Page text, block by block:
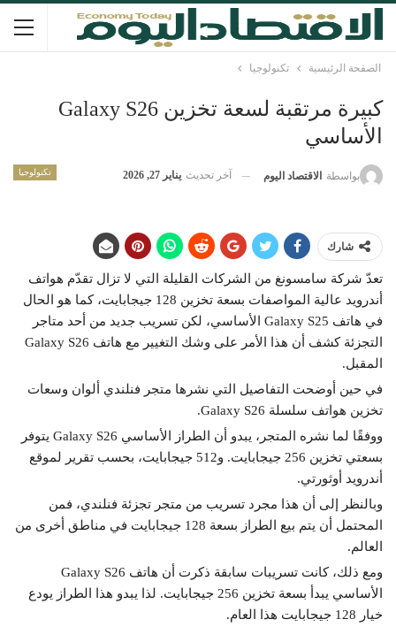
الصفحة الرئيسية تكنولوجيا
كبيرة مرتقبة لسعة تخزين Galaxy S26
الأساسي
تكنولوجيا بواسطة الاقتصاد اليوم آخر تحديث يناير 27, 2026
شارك
تعدّ شركة سامسونغ من الشركات القليلة التي لا تزال تقدّم هواتف
أندرويد عالية المواصفات بسعة تخزين 128 جيجابايت، كما هو الحال
في هاتف Galaxy S25 الأساسي، لكن تسريب جديد من أحد متاجر
التجزئة كشف أن هذا الأمر على وشك التغيير مع هاتف Galaxy S26
المقبل.
في حين أوضحت التفاصيل التي نشرها متجر فنلندي ألوان وسعات
تخزين هواتف سلسلة Galaxy S26.
ووفقًا لما نشره المتجر، يبدو أن الطراز الأساسي Galaxy S26 يتوفر
بسعتي تخزين 256 جيجابايت. و512 جيجابايت، بحسب تقرير لموقع
أندرويد أوثورتي.
وبالنظر إلى أن هذا مجرد تسريب من متجر تجزئة فنلندي، فمن
المحتمل أن يتم بيع الطراز بسعة 128 جيجابايت في مناطق أخرى من
العالم.
ومع ذلك، كانت تسريبات سابقة ذكرت أن هاتف Galaxy S26
الأساسي يبدأ بسعة تخزين 256 جيجابايت. لذا يبدو هذا الطراز يودع
خيار 128 جيجابايت هذا العام.